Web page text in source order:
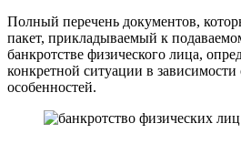
Полный перечень документов,
пакет, прикладываемый к
банкротстве физического лица,
конкретной ситуации в
особенностей.